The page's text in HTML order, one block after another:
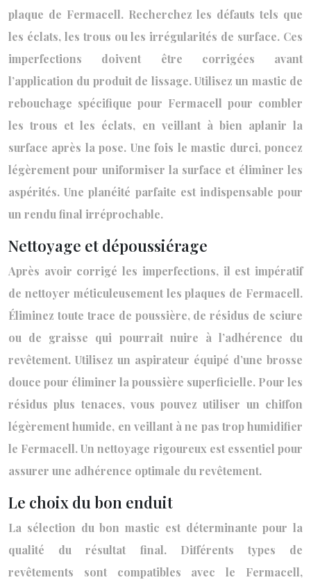
plaque de Fermacell. Recherchez les défauts tels que
les éclats, les trous ou les irrégularités de surface. Ces
imperfections doivent être corrigées avant
l’application du produit de lissage. Utilisez un mastic de
rebouchage spécifique pour Fermacell pour combler
les trous et les éclats, en veillant à bien aplanir la
surface après la pose. Une fois le mastic durci, poncez
légèrement pour uniformiser la surface et éliminer les
aspérités. Une planéité parfaite est indispensable pour
un rendu final irréprochable.
Nettoyage et dépoussiérage
Après avoir corrigé les imperfections, il est impératif
de nettoyer méticuleusement les plaques de Fermacell.
Éliminez toute trace de poussière, de résidus de sciure
ou de graisse qui pourrait nuire à l’adhérence du
revêtement. Utilisez un aspirateur équipé d’une brosse
douce pour éliminer la poussière superficielle. Pour les
résidus plus tenaces, vous pouvez utiliser un chiffon
légèrement humide, en veillant à ne pas trop humidifier
le Fermacell. Un nettoyage rigoureux est essentiel pour
assurer une adhérence optimale du revêtement.
Le choix du bon enduit
La sélection du bon mastic est déterminante pour la
qualité du résultat final. Différents types de
revêtements sont compatibles avec le Fermacell,